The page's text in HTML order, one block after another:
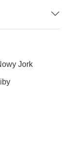
Jork